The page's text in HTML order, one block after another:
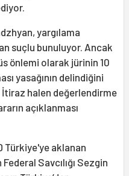
yargılama
suçlu bunuluyor. Ancak
önlemi olarak jürinin 10
yasağının delindiğini
halen değerlendirme
açıklanması
Türkiye'ye aklanan
Savcılığı Sezgin